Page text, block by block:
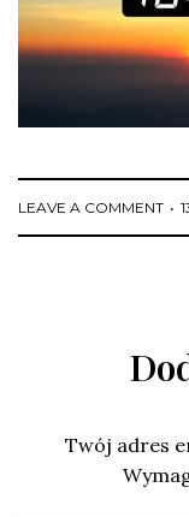
LEAVE A COMMENT
Twój adres